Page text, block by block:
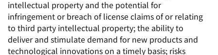
intellectual property and the potential for
infringement or breach of license claims of or relating
to third party intellectual property; the ability to
deliver and stimulate demand for new products and
technological innovations on a timely basis; risks